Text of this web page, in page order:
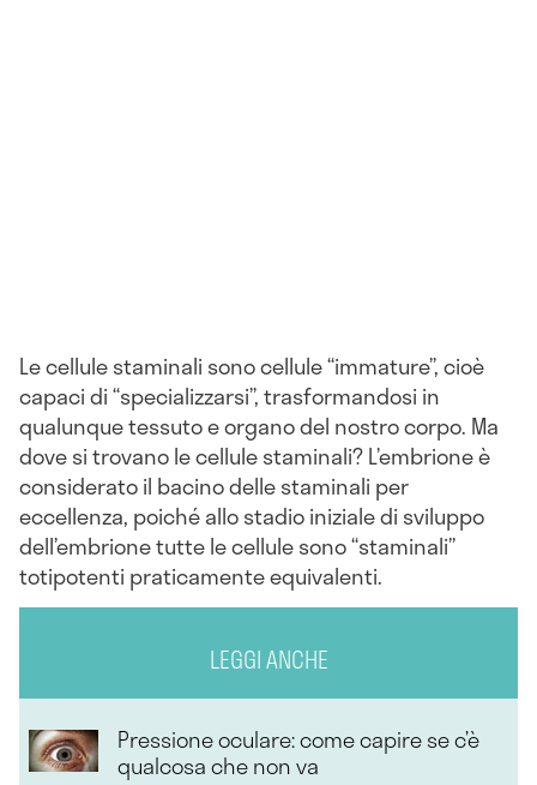
Le cellule staminali sono cellule “immature”, cioè
capaci di “specializzarsi”, trasformandosi in
qualunque tessuto e organo del nostro corpo. Ma
dove si trovano le cellule staminali? L’embrione è
considerato il bacino delle staminali per
eccellenza, poiché allo stadio iniziale di sviluppo
dell’embrione tutte le cellule sono “staminali”
totipotenti praticamente equivalenti.
LEGGI ANCHE
Pressione oculare: come capire se c’è
qualcosa che non va